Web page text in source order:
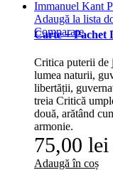
Adaugă la lista
Comparare
Carte + Pachet
Critica puterii de
lumea naturii,
libertății,
treia Critică
două, arătând
armonie.
75,00 lei
Adaugă în coș